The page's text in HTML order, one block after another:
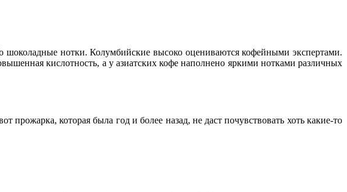
шоколадные нотки. Колумбийские высоко оцениваются кофейными экспертами.
кислотность, а у азиатских кофе наполнено яркими нотками различных
которая была год и более назад, не даст почувствовать хоть какие-то